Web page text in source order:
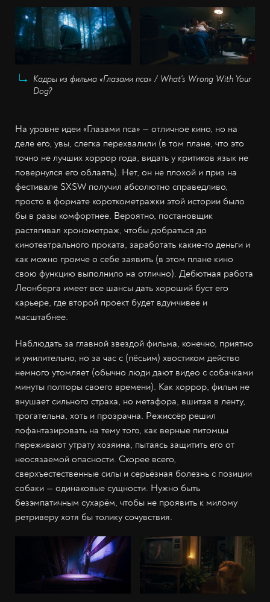
Кадры из фильма «Глазами пса» / What's Wrong With Your
Dog?
На уровне идеи «Глазами пса» — отличное кино, но на
деле его, увы, слегка перехвалили (в том плане, что это
точно не лучших хоррор года, видать у критиков язык не
повернулся его облаять). Нет, он не плохой и приз на
фестивале SXSW получил абсолютно справедливо,
просто в формате короткометражки этой истории было
бы в разы комфортнее. Вероятно, постановщик
растягивал хронометраж, чтобы добраться до
кинотеатрального проката, заработать какие-то деньги и
как можно громче о себе заявить (в этом плане кино
свою функцию выполнило на отлично). Дебютная работа
Леонберга имеет все шансы дать хороший буст его
карьере, где второй проект будет вдумчивее и
масштабнее.
Наблюдать за главной звездой фильма, конечно, приятно
и умилительно, но за час c (пёсьим) хвостиком действо
немного утомляет (обычно люди дают видео с собачками
минуты полторы своего времени). Как хоррор, фильм не
внушает сильного страха, но метафора, вшитая в ленту,
трогательна, хоть и прозрачна. Режиссёр решил
пофантазировать на тему того, как верные питомцы
переживают утрату хозяина, пытаясь защитить его от
неосязаемой опасности. Скорее всего,
сверхъестественные силы и серьёзная болезнь с позиции
собаки — одинаковые сущности. Нужно быть
безэмпатичным сухарём, чтобы не проявить к милому
ретриверу хотя бы толику сочувствия.